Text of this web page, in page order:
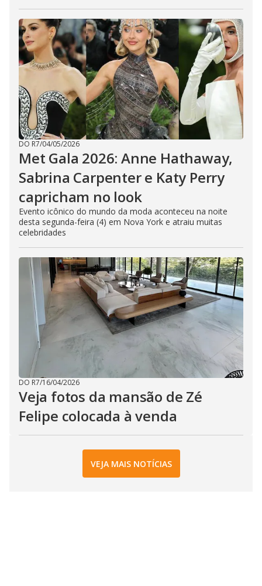
DO R7/04/05/2026
Met Gala 2026: Anne Hathaway,
Sabrina Carpenter e Katy Perry
capricham no look
Evento icônico do mundo da moda aconteceu na noite
desta segunda-feira (4) em Nova York e atraiu muitas
celebridades
DO R7/16/04/2026
Veja fotos da mansão de Zé
Felipe colocada à venda
VEJA MAIS NOTÍCIAS